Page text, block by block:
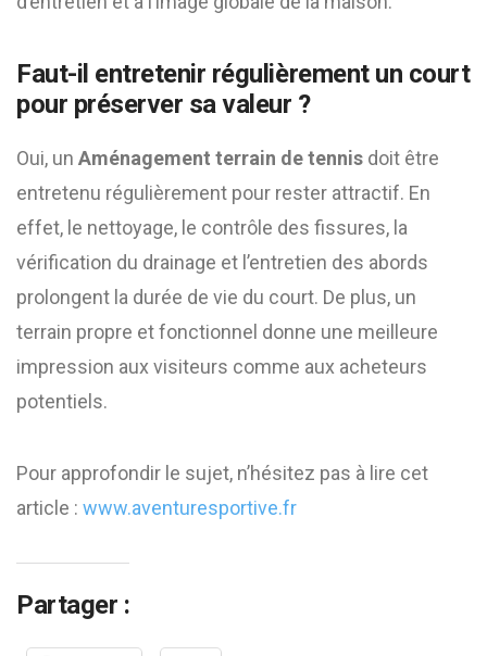
Faut-il entretenir régulièrement un court
pour préserver sa valeur ?
Oui, un Aménagement terrain de tennis doit être
entretenu régulièrement pour rester attractif. En
effet, le nettoyage, le contrôle des fissures, la
vérification du drainage et l’entretien des abords
prolongent la durée de vie du court. De plus, un
terrain propre et fonctionnel donne une meilleure
impression aux visiteurs comme aux acheteurs
potentiels.
Pour approfondir le sujet, n’hésitez pas à lire cet
article : www.aventuresportive.fr
Partager :